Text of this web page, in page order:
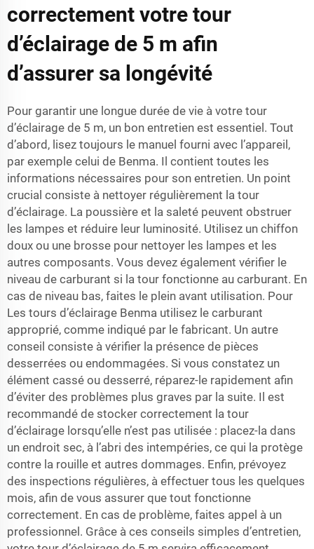
correctement votre tour
d’éclairage de 5 m afin
d’assurer sa longévité
Pour garantir une longue durée de vie à votre tour
d’éclairage de 5 m, un bon entretien est essentiel. Tout
d’abord, lisez toujours le manuel fourni avec l’appareil,
par exemple celui de Benma. Il contient toutes les
informations nécessaires pour son entretien. Un point
crucial consiste à nettoyer régulièrement la tour
d’éclairage. La poussière et la saleté peuvent obstruer
les lampes et réduire leur luminosité. Utilisez un chiffon
doux ou une brosse pour nettoyer les lampes et les
autres composants. Vous devez également vérifier le
niveau de carburant si la tour fonctionne au carburant. En
cas de niveau bas, faites le plein avant utilisation. Pour
Les tours d’éclairage Benma utilisez le carburant
approprié, comme indiqué par le fabricant. Un autre
conseil consiste à vérifier la présence de pièces
desserrées ou endommagées. Si vous constatez un
élément cassé ou desserré, réparez-le rapidement afin
d’éviter des problèmes plus graves par la suite. Il est
recommandé de stocker correctement la tour
d’éclairage lorsqu’elle n’est pas utilisée : placez-la dans
un endroit sec, à l’abri des intempéries, ce qui la protège
contre la rouille et autres dommages. Enfin, prévoyez
des inspections régulières, à effectuer tous les quelques
mois, afin de vous assurer que tout fonctionne
correctement. En cas de problème, faites appel à un
professionnel. Grâce à ces conseils simples d’entretien,